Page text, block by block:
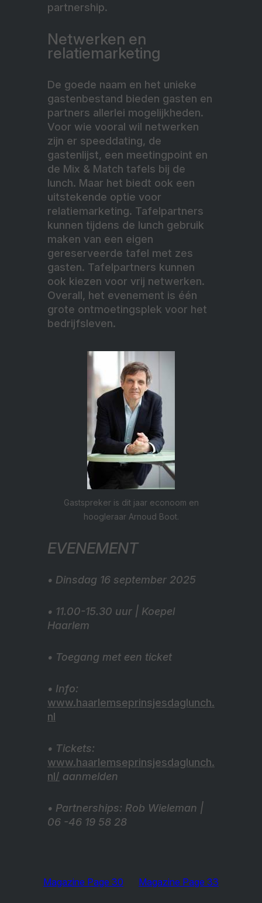
partnership.
Netwerken en
relatiemarketing
De goede naam en het unieke
gastenbestand bieden gasten en
partners allerlei mogelijkheden.
Voor wie vooral wil netwerken
zijn er speeddating, de
gastenlijst, een meetingpoint en
de Mix & Match tafels bij de
lunch. Maar het biedt ook een
uitstekende optie voor
relatiemarketing. Tafelpartners
kunnen tijdens de lunch gebruik
maken van een eigen
gereserveerde tafel met zes
gasten. Tafelpartners kunnen
ook kiezen voor vrij netwerken.
Overall, het evenement is één
grote ontmoetingsplek voor het
bedrijfsleven.
Gastspreker is dit jaar econoom en
hoogleraar Arnoud Boot.
EVENEMENT
• Dinsdag 16 september 2025
• 11.00-15.30 uur | Koepel
Haarlem
• Toegang met een ticket
• Info:
www.haarlemseprinsjesdaglunch.
nl
• Tickets:
www.haarlemseprinsjesdaglunch.
nl/ aanmelden
• Partnerships: Rob Wieleman |
06 -46 19 58 28
Magazine Page 30 Magazine Page 33